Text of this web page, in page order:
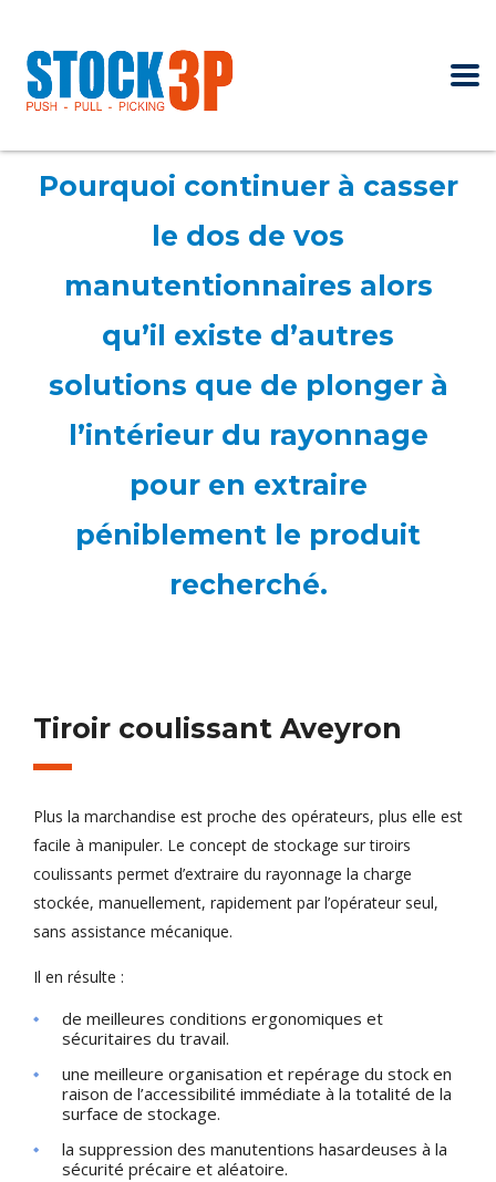
Pourquoi continuer à casser
le dos de vos
manutentionnaires alors
qu’il existe d’autres
solutions que de plonger à
l’intérieur du rayonnage
pour en extraire
péniblement le produit
recherché.
Tiroir coulissant Aveyron
Plus la marchandise est proche des opérateurs, plus elle est
facile à manipuler. Le concept de stockage sur tiroirs
coulissants permet d’extraire du rayonnage la charge
stockée, manuellement, rapidement par l’opérateur seul,
sans assistance mécanique.
Il en résulte :
de meilleures conditions ergonomiques et
sécuritaires du travail.
une meilleure organisation et repérage du stock en
raison de l’accessibilité immédiate à la totalité de la
surface de stockage.
la suppression des manutentions hasardeuses à la
sécurité précaire et aléatoire.